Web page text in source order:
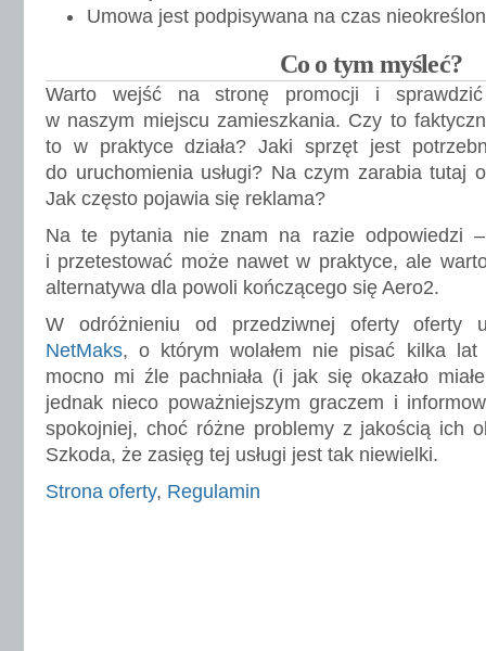
Umowa jest podpisywana na czas
Co o tym myśleć?
Warto wejść na stronę promocji i sprawdzić
w naszym miejscu zamieszkania. Czy to
to w praktyce działa? Jaki sprzęt jest
do uruchomienia usługi? Na czym zarabia tutaj
Jak często pojawia się reklama?
Na te pytania nie znam na razie odpowiedzi
i przetestować może nawet w praktyce, ale
alternatywa dla powoli kończącego się Aero2.
W odróżnieniu od przedziwnej oferty oferty
NetMaks, o którym wolałem nie pisać kilka lat
mocno mi źle pachniała (i jak się okazało
jednak nieco poważniejszym graczem i
spokojniej, choć różne problemy z jakością ich
Szkoda, że zasięg tej usługi jest tak niewielki.
Strona oferty, Regulamin